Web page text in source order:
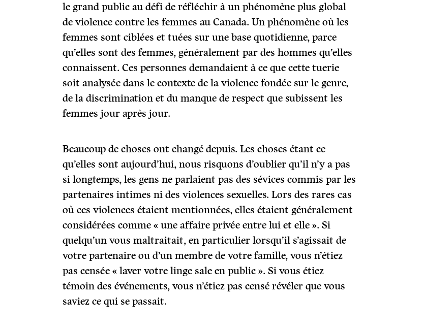
le grand public au défi de réfléchir à un phénomène plus global
de violence contre les femmes au Canada. Un phénomène où les
femmes sont ciblées et tuées sur une base quotidienne, parce
qu’elles sont des femmes, généralement par des hommes qu’elles
connaissent. Ces personnes demandaient à ce que cette tuerie
soit analysée dans le contexte de la violence fondée sur le genre,
de la discrimination et du manque de respect que subissent les
femmes jour après jour.
Beaucoup de choses ont changé depuis. Les choses étant ce
qu’elles sont aujourd’hui, nous risquons d’oublier qu’il n’y a pas
si longtemps, les gens ne parlaient pas des sévices commis par les
partenaires intimes ni des violences sexuelles. Lors des rares cas
où ces violences étaient mentionnées, elles étaient généralement
considérées comme « une affaire privée entre lui et elle ». Si
quelqu’un vous maltraitait, en particulier lorsqu’il s’agissait de
votre partenaire ou d’un membre de votre famille, vous n’étiez
pas censée « laver votre linge sale en public ». Si vous étiez
témoin des événements, vous n’étiez pas censé révéler que vous
saviez ce qui se passait.